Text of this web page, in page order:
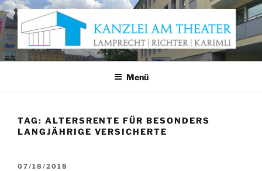
Zum
Inhalt
springen
KANZLEI AM THEATER
Anwaltskanzlei Würzburg
Menü
TAG: ALTERSRENTE FÜR BESONDERS
LANGJÄHRIGE VERSICHERTE
VERÖFFENTLICHT
07/18/2018